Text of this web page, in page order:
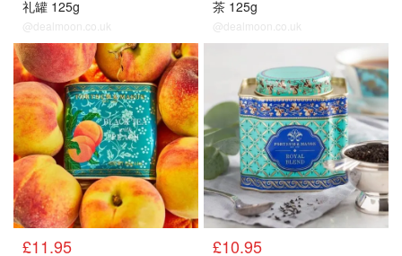
礼罐 125g
@dealmoon.co.uk
茶 125g
@dealmoon.co.uk
£11.95 £10.95